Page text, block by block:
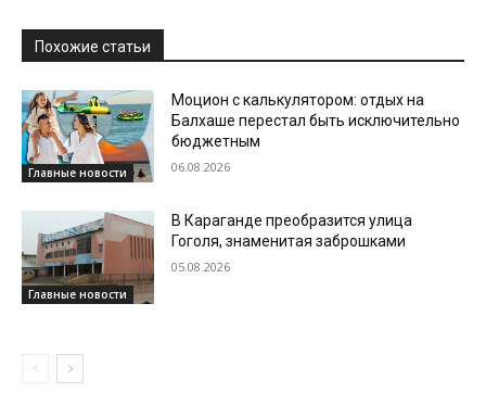
Похожие статьи
Главные новости
Моцион с калькулятором: отдых на
Балхаше перестал быть исключительно
бюджетным
06.08.2026
Главные новости
В Караганде преобразится улица
Гоголя, знаменитая заброшками
05.08.2026